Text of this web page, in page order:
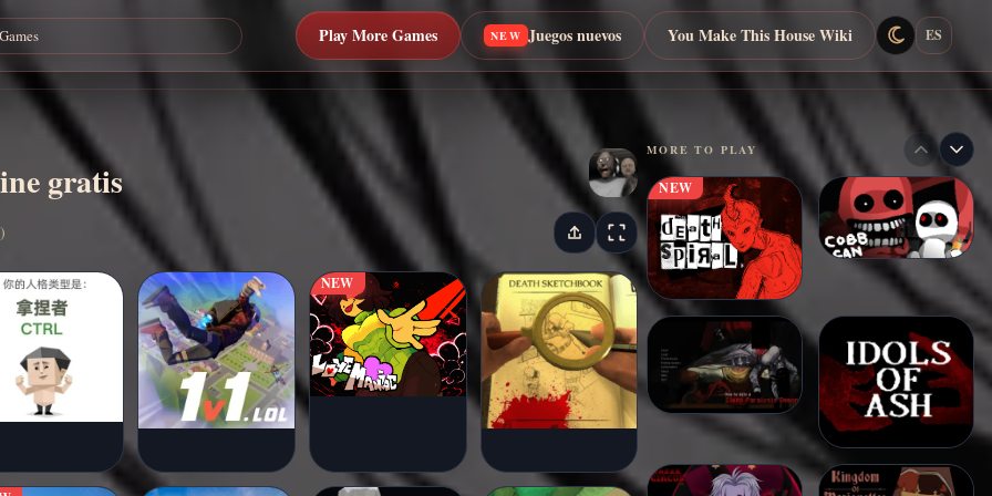
Play More Games NEW Juegos nuevos You Make This House Wiki ES
gratis
NEW
MORE TO PLAY
NEW